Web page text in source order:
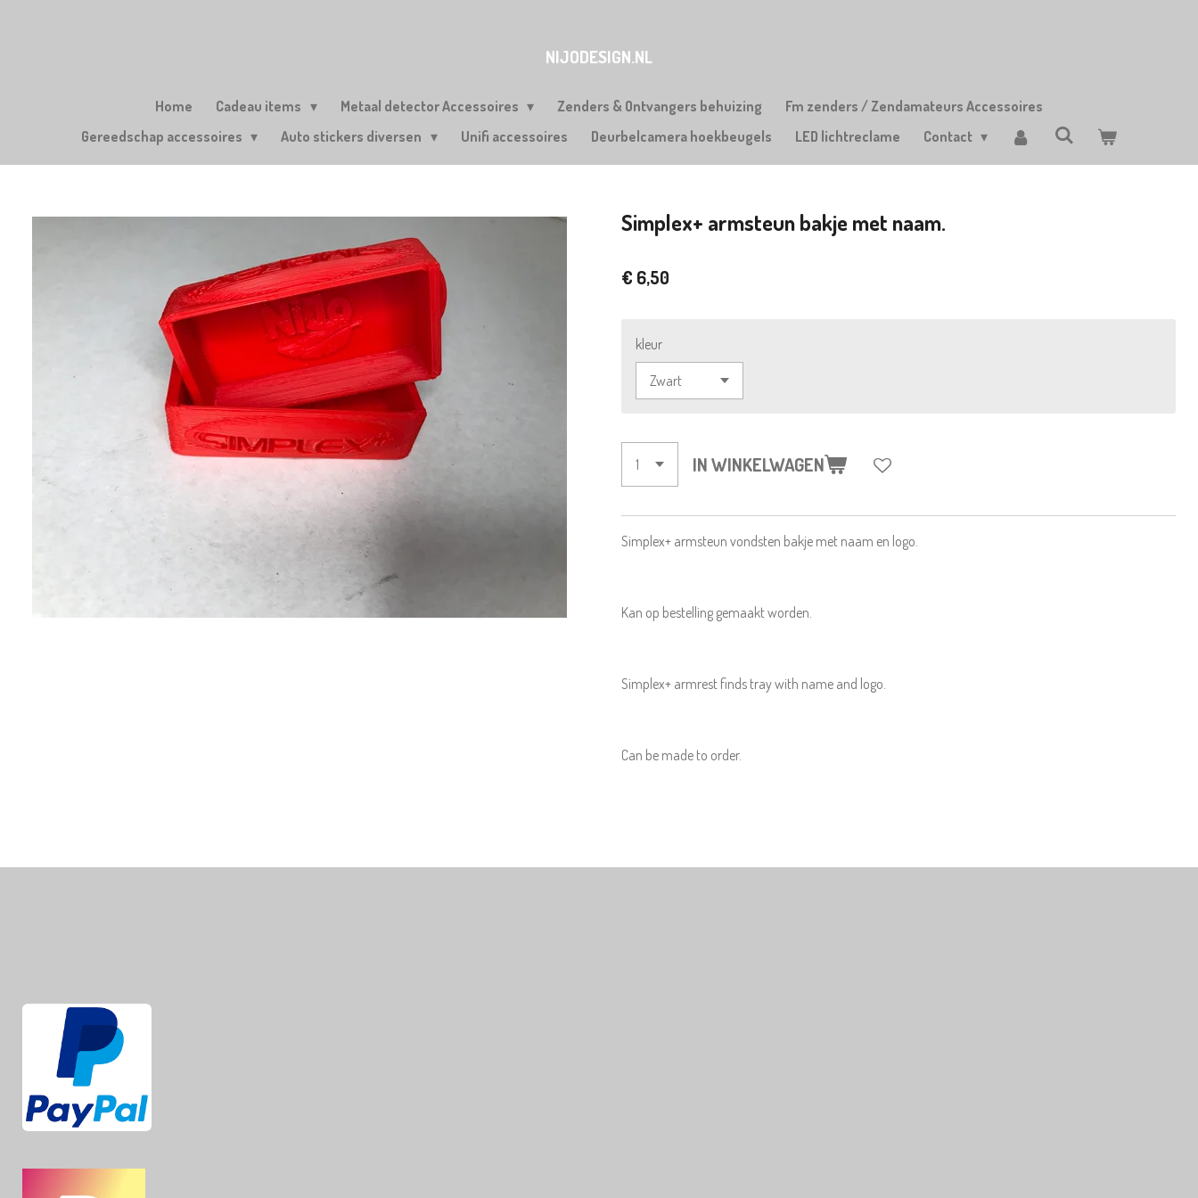
NIJODESIGN.NL
Home Cadeau items Metaal detector Accessoires Zenders & Ontvangers behuizing
Fm zenders / Zendamateurs Accessoires
Gereedschap accessoires
Auto stickers diversen Unifi accessoires Deurbelcamera hoekbeugels LED lichtreclame Contact
Simplex+ armsteun bakje met naam.
€ 6,50
kleur
IN WINKELWAGEN
Simplex+ armsteun vondsten bakje met naam en logo.
Kan op bestelling gemaakt worden.
Simplex+ armrest finds tray with name and logo.
Can be made to order.